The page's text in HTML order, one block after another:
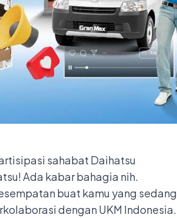
sahabat Daihatsu
Ada kabar bahagia nih.
buat kamu yang
dengan UKM Indonesia.